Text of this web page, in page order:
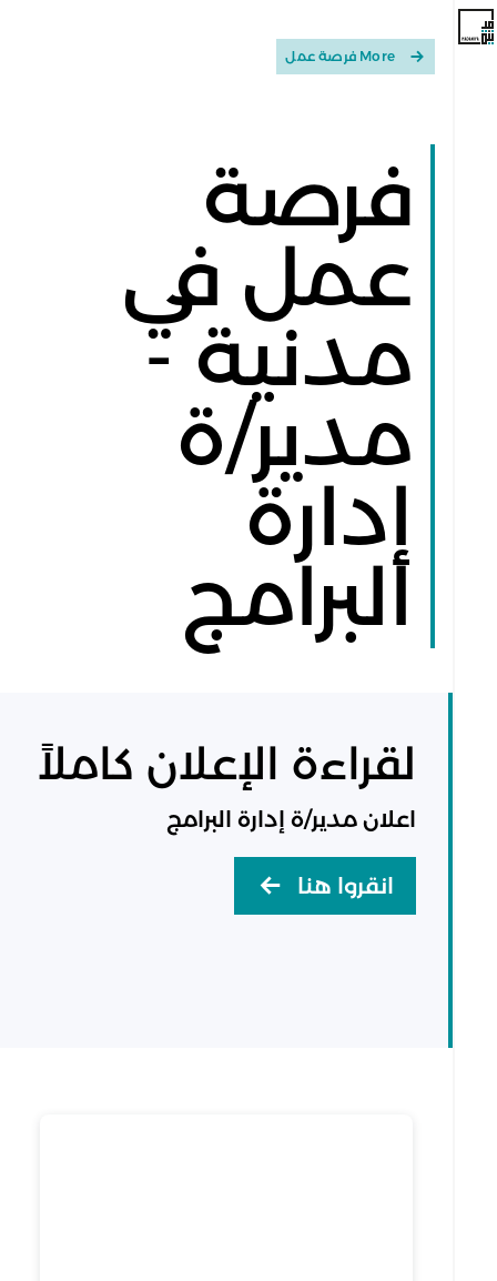
More فرصة عمل
فرصة
عمل في
مدنية -
مدير/ة
إدارة
البرامج
لقراءة الإعلان كاملاً
اعلان مدير/ة إدارة البرامج
انقروا هنا